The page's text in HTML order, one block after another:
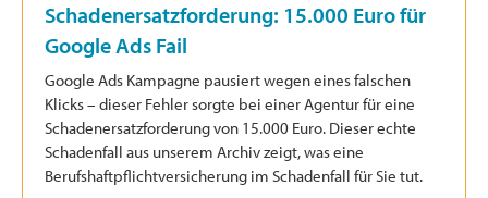
Schadenersatzforderung: 15.000 Euro für
Google Ads Fail
Google Ads Kampagne pausiert wegen eines falschen
Klicks – dieser Fehler sorgte bei einer Agentur für eine
Schadenersatzforderung von 15.000 Euro. Dieser echte
Schadenfall aus unserem Archiv zeigt, was eine
Berufshaftpflichtversicherung im Schadenfall für Sie tut.